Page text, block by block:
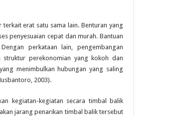
erat satu sama lain. Benturan yang
penyesuaian cepat dan murah. Bantuan
perkataan lain, pengembangan
struktur perekonomian yang kokoh dan
menimbulkan hubungan yang saling
2003).
kegiatan-kegiatan secara timbal balik
jarang penarikan timbal balik tersebut